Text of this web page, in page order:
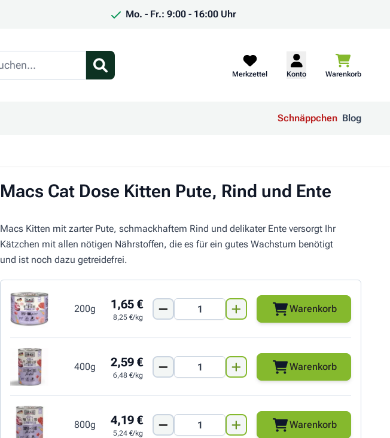
Mo. - Fr.: 9:00 - 16:00 Uhr
Merkzettel Konto Warenkorb
Schnäppchen Blog
Macs Cat Dose Kitten Pute, Rind und Ente
Macs Kitten mit zarter Pute, schmackhaftem Rind und delikater Ente versorgt Ihr
Kätzchen mit allen nötigen Nährstoffen, die es für ein gutes Wachstum benötigt
und ist noch dazu getreidefrei.
200g 1,65 €
8,25 €/kg
Warenkorb
400g 2,59 €
6,48 €/kg
Warenkorb
800g 4,19 €
5,24 €/kg
Warenkorb